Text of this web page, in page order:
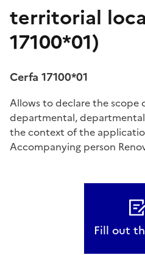
territorial
17100*01)
Cerfa 17100*01
Allows to declare the scope
departmental,
the context of the
Accompanying person
Fill out